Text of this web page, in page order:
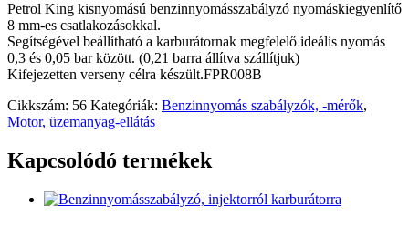
Petrol King kisnyomású benzinnyomásszabályzó nyomáskiegyenlítő
8 mm-es csatlakozásokkal.
Segítségével beállítható a karburátornak megfelelő ideális nyomás
0,3 és 0,05 bar között. (0,21 barra állítva szállítjuk)
Kifejezetten verseny célra készült.FPR008B
Cikkszám: 56 Kategóriák: Benzinnyomás szabályzók, -mérők,
Motor, üzemanyag-ellátás
Kapcsolódó termékek